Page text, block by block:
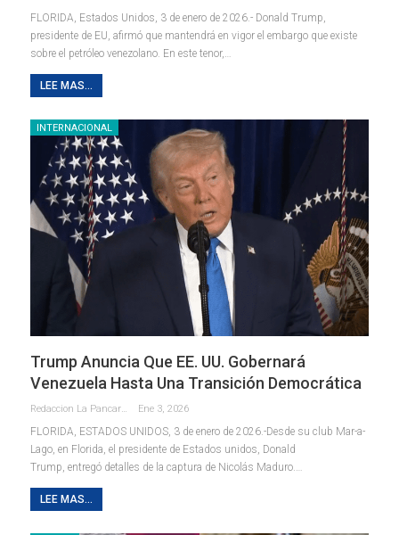
FLORIDA, Estados Unidos, 3 de enero de 2026.- Donald Trump,
presidente de EU, afirmó que mantendrá en vigor el embargo que existe
sobre el petróleo venezolano. En este tenor,…
LEE MAS...
INTERNACIONAL
Trump Anuncia Que EE. UU. Gobernará
Venezuela Hasta Una Transición Democrática
Redaccion La Pancarta De Quintana Roo Ene 3, 2026
FLORIDA, ESTADOS UNIDOS, 3 de enero de 2026.-Desde su club Mar-a-
Lago, en Florida, el presidente de Estados unidos, Donald
Trump, entregó detalles de la captura de Nicolás Maduro.…
LEE MAS...